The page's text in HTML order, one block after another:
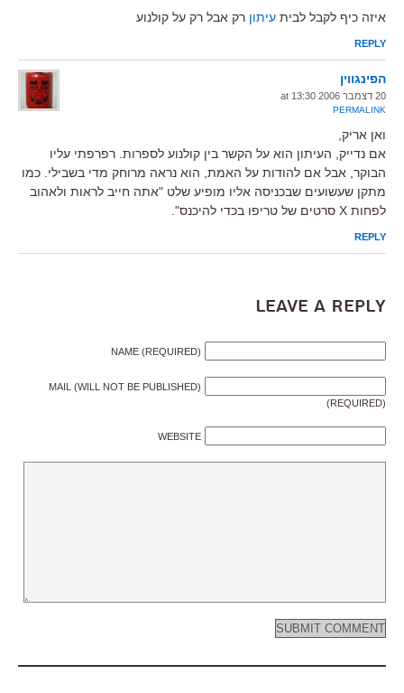
איזה כיף לקבל לבית עיתון רק אבל רק על קולנוע
REPLY
הפינגווין
20 דצמבר 2006 at 13:30
PERMALINK
ואן אריק,
אם נדייק, העיתון הוא על הקשר בין קולנוע לספרות. רפרפתי עליו
הבוקר, אבל אם להודות על האמת, הוא נראה מרוחק מדי בשבילי. כמו
מתקן שעשועים שבכניסה אליו מופיע שלט "אתה חייב לראות ולאהוב
לפחות X סרטים של טריפו בכדי להיכנס".
REPLY
Leave a Reply
NAME (REQUIRED)
MAIL (WILL NOT BE PUBLISHED)
(REQUIRED)
WEBSITE